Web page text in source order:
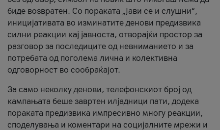
биде возвратен. Со пораката „Јави се и слушни“,
иницијативата во изминатите денови предизвика
силни реакции кај јавноста, отворајќи простор за
разговор за последиците од невниманието и за
потребата од поголема лична и колективна
одговорност во сообраќајот.
За само неколку денови, телефонскиот број од
кампањата беше завртен илјадници пати, додека
пораката предизвика импресивно многу реакции,
споделувања и коментари на социјалните мрежи и